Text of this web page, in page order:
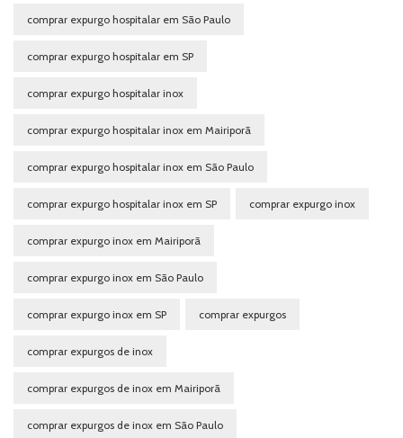
comprar expurgo hospitalar em São Paulo
comprar expurgo hospitalar em SP
comprar expurgo hospitalar inox
comprar expurgo hospitalar inox em Mairiporã
comprar expurgo hospitalar inox em São Paulo
comprar expurgo hospitalar inox em SP comprar expurgo inox
comprar expurgo inox em Mairiporã
comprar expurgo inox em São Paulo
comprar expurgo inox em SP comprar expurgos
comprar expurgos de inox
comprar expurgos de inox em Mairiporã
comprar expurgos de inox em São Paulo